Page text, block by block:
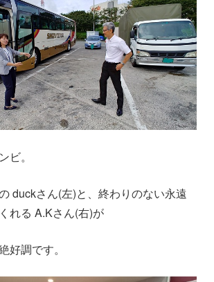
ビ。
duckさん(左)と、終わりのない永遠
れる A.Kさん(右)が
好調です。